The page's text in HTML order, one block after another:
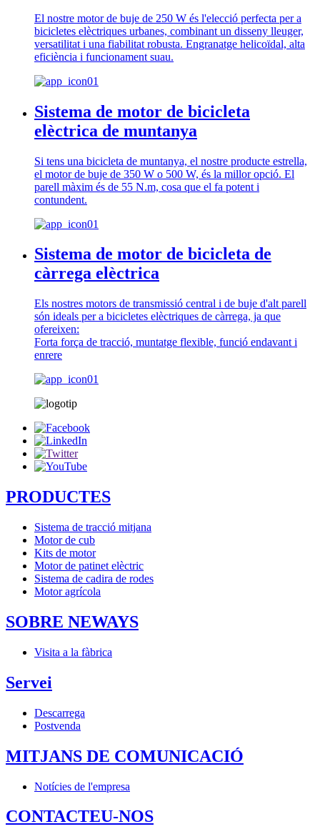
El nostre motor de buje de 250 W és l'elecció perfecta per a
bicicletes elèctriques urbanes, combinant un disseny lleuger,
versatilitat i una fiabilitat robusta. Engranatge helicoïdal, alta
eficiència i funcionament suau.
Sistema de motor de bicicleta
elèctrica de muntanya
Si tens una bicicleta de muntanya, el nostre producte estrella,
el motor de buje de 350 W o 500 W, és la millor opció. El
parell màxim és de 55 N.m, cosa que el fa potent i
contundent.
Sistema de motor de bicicleta de
càrrega elèctrica
Els nostres motors de transmissió central i de buje d'alt parell
són ideals per a bicicletes elèctriques de càrrega, ja que
ofereixen:
Forta força de tracció, muntatge flexible, funció endavant i
enrere
PRODUCTES
Sistema de tracció mitjana
Motor de cub
Kits de motor
Motor de patinet elèctric
Sistema de cadira de rodes
Motor agrícola
SOBRE NEWAYS
Visita a la fàbrica
Servei
Descarrega
Postvenda
MITJANS DE COMUNICACIÓ
Notícies de l'empresa
CONTACTEU-NOS